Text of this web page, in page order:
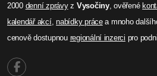
2000 denní zprávyz Vysočiny, ověřené
kalendář akcí,nabídky prácea mnoho
cenově dostupnou regionální inzerci pro